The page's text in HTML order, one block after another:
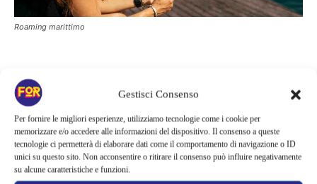
Gestisci Consenso
Per fornire le migliori esperienze, utilizziamo tecnologie come i cookie per
memorizzare e/o accedere alle informazioni del dispositivo. Il consenso a queste
tecnologie ci permetterà di elaborare dati come il comportamento di navigazione o ID
unici su questo sito. Non acconsentire o ritirare il consenso può influire negativamente
su alcune caratteristiche e funzioni.
Roaming marittimo
Come difendersi da spese
indesiderate
Il roaming marittimo entra in azione non appena ci si allontana di
5 miglia dalla costa: si tratta di una distanza molto breve, che